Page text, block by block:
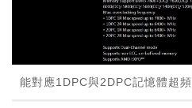
能對應1DPC與2DPC記憶體超頻